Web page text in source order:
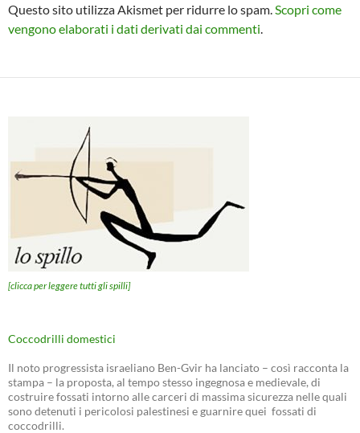
Questo sito utilizza Akismet per ridurre lo spam. Scopri come
vengono elaborati i dati derivati dai commenti
[clicca per leggere tutti gli spilli]
Coccodrilli domestici
Il noto progressista israeliano Ben-Gvir ha lanciato – così racconta la
stampa – la proposta, al tempo stesso ingegnosa e medievale, di
costruire fossati intorno alle carceri di massima sicurezza nelle quali
sono detenuti i pericolosi palestinesi e guarnire quei fossati di
coccodrilli.